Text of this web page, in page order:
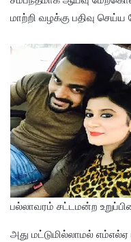
மாற்றி வழக்கு பதிவு
பல்லாவரம் சட்டமன்ற
அது மட்டுமில்லாமல்